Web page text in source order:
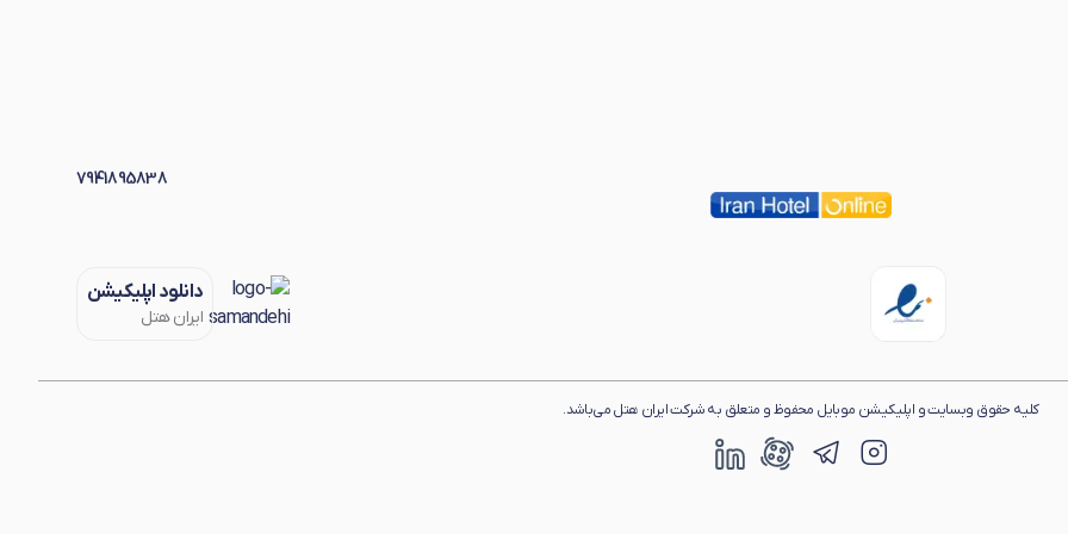
7941895838
دانلود اپلیکیشن
ایران هتل
کلیه حقوق وبسایت و اپلیکیشن موبایل محفوظ و متعلق به شرکت ایران هتل می‌باشد.